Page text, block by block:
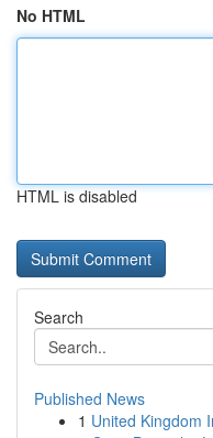
No HTML
HTML is disabled
Search
Published News
1 United Kingdom